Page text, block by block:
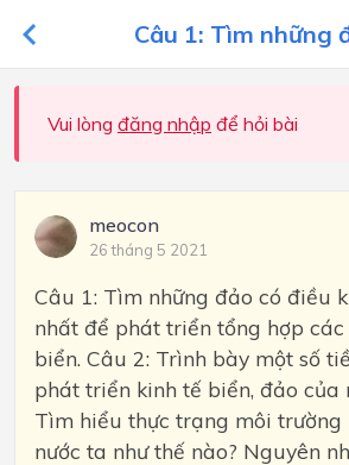
Câu 1: Tìm những
Vui lòng đăng nhập để hỏi bài
meocon
26 tháng 5 2021
Câu 1: Tìm những đảo có điều
nhất để phát triển tổng hợp
biển. Câu 2: Trình bày một số
phát triển kinh tế biển, đảo của
Tìm hiểu thực trạng môi trường
nước ta như thế nào? Nguyên